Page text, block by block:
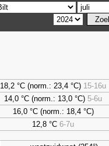
18,2 °C (norm.: 23,4 °C) 15-16u
14,0 °C (norm.: 13,0 °C) 5-6u
16,0 °C (norm.: 18,4 °C)
12,8 °C 6-7u